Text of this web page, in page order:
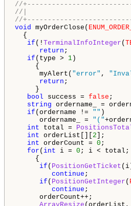
//
//|
//
void myOrderClose(
{
if (! TerminalInfoInteger (
return ;
if (type > 1 )
{
myAlert( "error" ,
return ;
}
bool success = false ;
string ordername_ =
if (ordername != "" )
ordername_ = "("
int total =
int orderList[][ 2 ];
int orderCount = 0 ;
for ( int i = 0 ; i < total;
{
if ( PositionGetTicket
continue ;
if ( PositionGetInteger (
continue ;
orderCount++;